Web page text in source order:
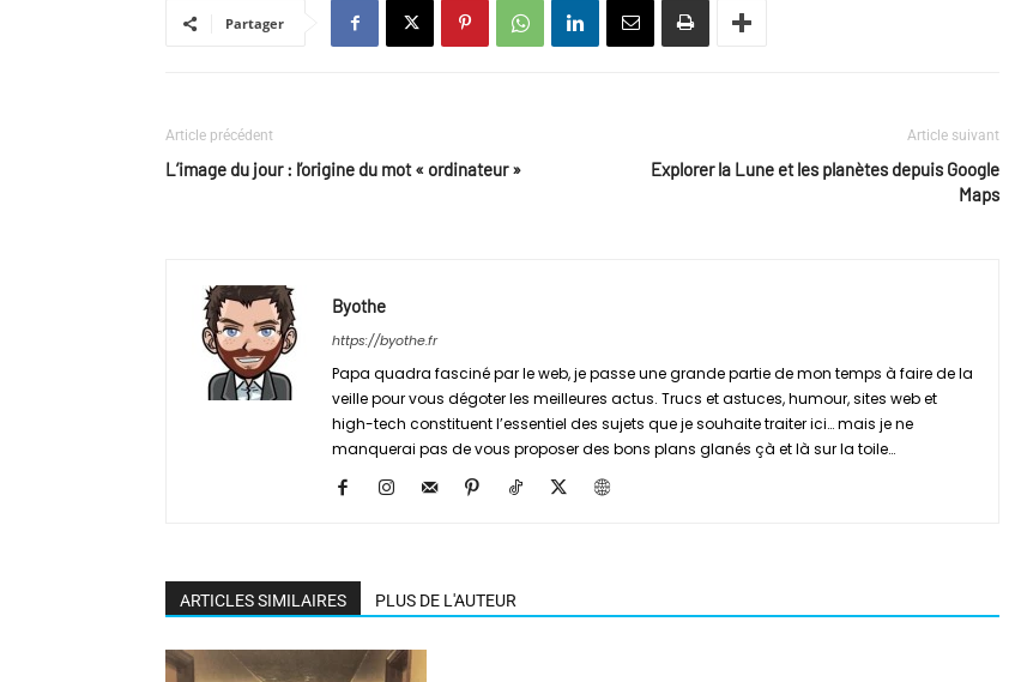
Partager
Article précédent
L’image du jour : l’origine du mot « ordinateur »
Article suivant
Explorer la Lune et les planètes depuis Google
Maps
Byothe
https://byothe.fr
Papa quadra fasciné par le web, je passe une grande partie de mon temps à faire de la
veille pour vous dégoter les meilleures actus. Trucs et astuces, humour, sites web et
high-tech constituent l’essentiel des sujets que je souhaite traiter ici… mais je ne
manquerai pas de vous proposer des bons plans glanés çà et là sur la toile…
ARTICLES SIMILAIRES PLUS DE L'AUTEUR